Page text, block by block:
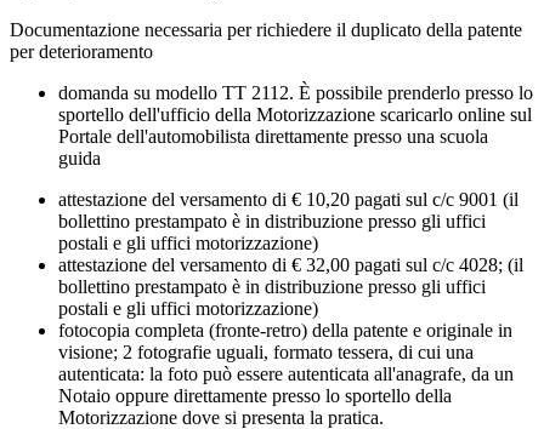
Documentazione necessaria per richiedere il duplicato della patente
per deterioramento
domanda su modello TT 2112. È possibile prenderlo presso lo
sportello dell'ufficio della Motorizzazione scaricarlo online sul
Portale dell'automobilista direttamente presso una scuola
guida
attestazione del versamento di € 10,20 pagati sul c/c 9001 (il
bollettino prestampato è in distribuzione presso gli uffici
postali e gli uffici motorizzazione)
attestazione del versamento di € 32,00 pagati sul c/c 4028; (il
bollettino prestampato è in distribuzione presso gli uffici
postali e gli uffici motorizzazione)
fotocopia completa (fronte-retro) della patente e originale in
visione; 2 fotografie uguali, formato tessera, di cui una
autenticata: la foto può essere autenticata all'anagrafe, da un
Notaio oppure direttamente presso lo sportello della
Motorizzazione dove si presenta la pratica.